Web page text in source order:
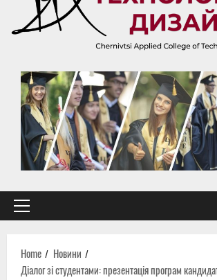
Primary
Home
Новини
Діалог зі студентами: презентація програм